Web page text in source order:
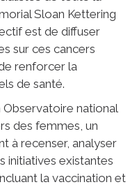
Sloan Kettering
est de diffuser
sur ces cancers
renforcer la
de santé.
national
des femmes, un
à recenser, analyser
initiatives existantes
la vaccination et